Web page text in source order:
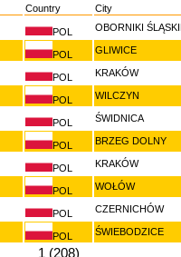
Country City
POL OBORNIKI
POL GLIWICE
POL KRAKÓW
POL WILCZYN
POL ŚWIDNICA
POL BRZEG DOLNY
POL KRAKÓW
POL WOŁÓW
POL CZERNICHÓW
POL ŚWIEBODZICE
1 (208)